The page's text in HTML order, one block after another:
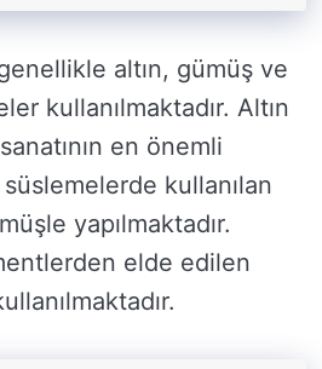
altın, gümüş ve
kullanılmaktadır. Altın
en önemli
kullanılan
yapılmaktadır.
elde edilen